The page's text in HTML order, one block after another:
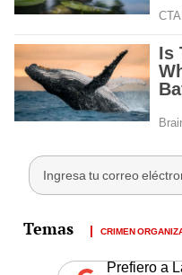
CRIMEN
Prefiero a